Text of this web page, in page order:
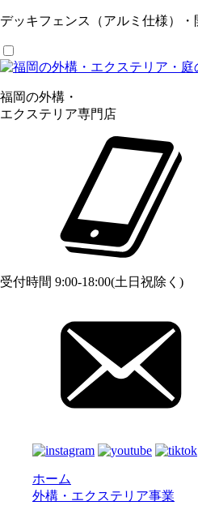
デッキフェンス（アルミ仕様）
福岡の外構・
エクステリア専門店
受付時間 9:00-18:00(土日祝除く)
ホーム
外構・エクステリア事業